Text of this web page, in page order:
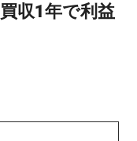
収1年で利益